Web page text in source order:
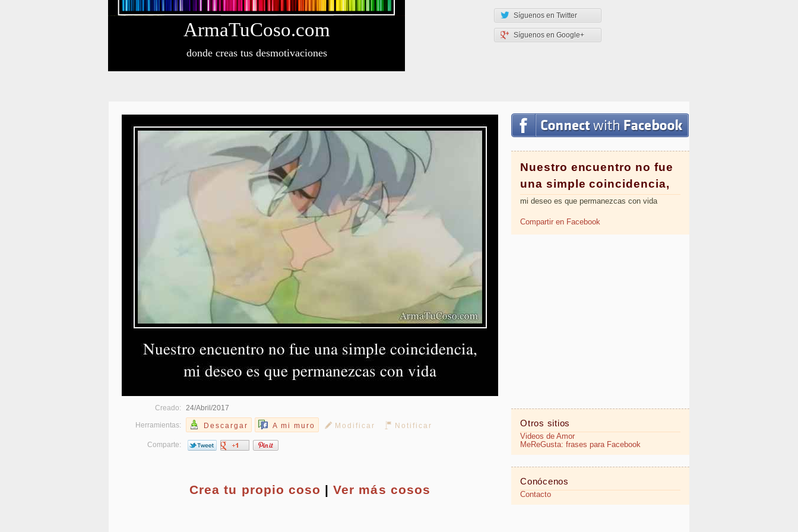
ArmaTuCoso.com
donde creas tus desmotivaciones
Creado: 24/Abril/2017
Herramientas: Descargar A mi muro Modificar Notificar
Comparte:
Crea tu propio coso |Ver más cosos
Nuestro encuentro no fue
una simple coincidencia,
mi deseo es que permanezcas con vida
Compartir en Facebook
Otros sitios
Videos de Amor
MeReGusta: frases para Facebook
Conócenos
Contacto
Síguenos en Twitter
Síguenos en Google+